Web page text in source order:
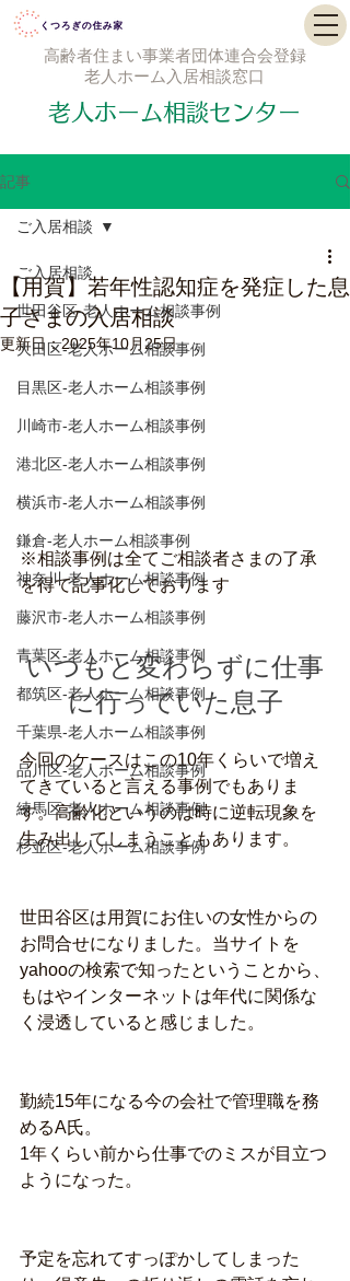
老人ホーム相談センター
高齢者住まい事業者団体連合会登録
老人ホーム入居相談窓口
記事
ご入居相談
世田谷区-老人ホーム相談事例
大田区-老人ホーム相談事例
目黒区-老人ホーム相談事例
川崎市-老人ホーム相談事例
港北区-老人ホーム相談事例
横浜市-老人ホーム相談事例
鎌倉-老人ホーム相談事例
神奈川-老人ホーム相談事例
藤沢市-老人ホーム相談事例
青葉区-老人ホーム相談事例
都筑区-老人ホーム相談事例
千葉県-老人ホーム相談事例
品川区-老人ホーム相談事例
練馬区-老人ホーム相談事例
杉並区-老人ホーム相談事例
ご入居相談
【用賀】若年性認知症を発症した息
子さまの入居相談
更新日：2025年10月25日
※相談事例は全てご相談者さまの了承
を得て記事化しております
いつもと変わらずに仕事
に行っていた息子
今回のケースはこの10年くらいで増え
てきていると言える事例でもありま
す。高齢化というのは時に逆転現象を
生み出してしまうこともあります。
世田谷区は用賀にお住いの女性からの
お問合せになりました。当サイトを
yahooの検索で知ったということから、
もはやインターネットは年代に関係な
く浸透していると感じました。
勤続15年になる今の会社で管理職を務
めるA氏。
1年くらい前から仕事でのミスが目立つ
ようになった。
予定を忘れてすっぽかしてしまった